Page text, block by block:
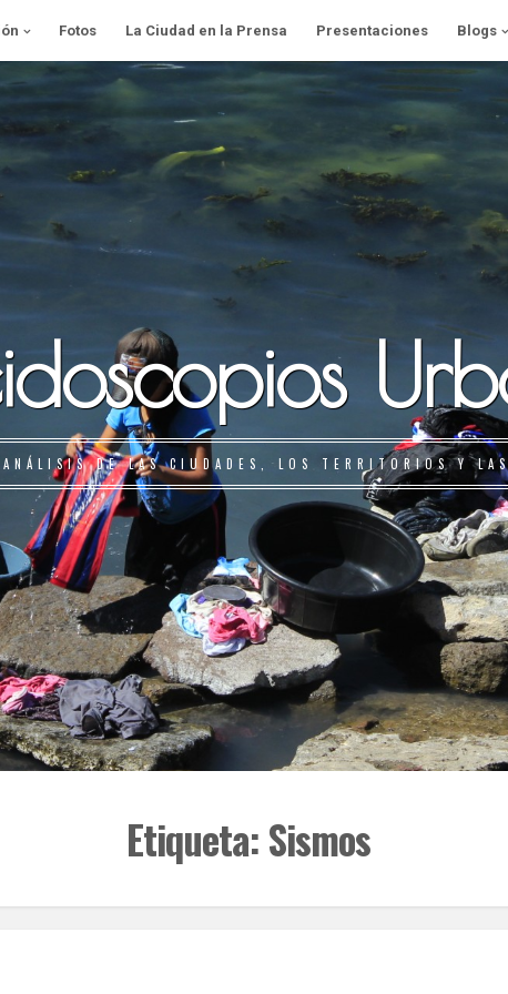
Fotos La Ciudad en la Prensa Presentaciones Blogs
DE LAS CIUDADES, LOS TERRITORIOS Y
Etiqueta:Sismos